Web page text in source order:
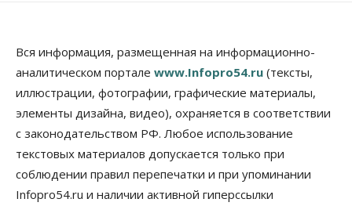
Вся информация, размещенная на информационно-
аналитическом портале www.Infopro54.ru (тексты,
иллюстрации, фотографии, графические материалы,
элементы дизайна, видео), охраняется в соответствии
с законодательством РФ. Любое использование
текстовых материалов допускается только при
соблюдении правил перепечатки и при упоминании
Infopro54.ru и наличии активной гиперссылки